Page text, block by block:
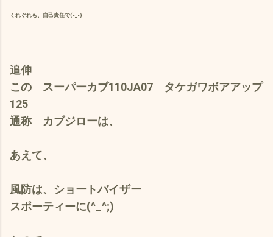
くれぐれも、自己責任で(-_-)
追伸
この スーパーカブ110JA07 タケガワボアアップ
125
通称 カブジローは、
あえて、
風防は、ショートバイザー
スポーティーに(^_^;)